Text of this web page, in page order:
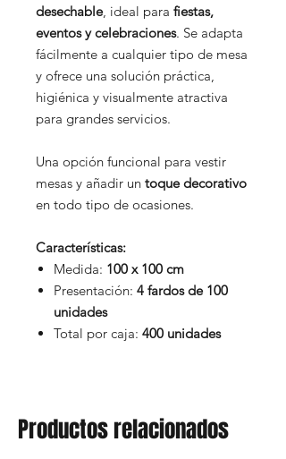
desechable, ideal para fiestas,
eventos y celebraciones. Se adapta
fácilmente a cualquier tipo de mesa
y ofrece una solución práctica,
higiénica y visualmente atractiva
para grandes servicios.
Una opción funcional para vestir
mesas y añadir un toque decorativo
en todo tipo de ocasiones.
Características:
Medida: 100 x 100 cm
Presentación: 4 fardos de 100
unidades
Total por caja: 400 unidades
Productos relacionados